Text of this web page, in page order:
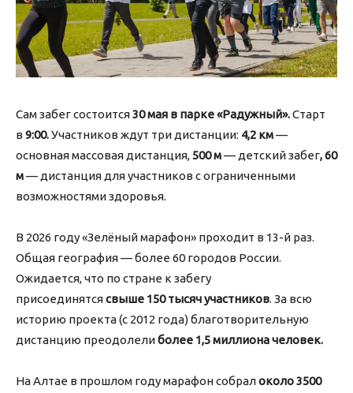
Сам забег состоится30 мая в парке «Радужный».Старт
в 9:00.Участников ждут три дистанции: 4,2 км—
основная массовая дистанция,500 м— детский забег, 60
м— дистанция для участников с ограниченными
возможностями здоровья.
В 2026 году «Зелёный марафон» проходит в 13-й раз.
Общая география — более 60 городов России.
Ожидается, что по стране к забегу
присоединятсясвыше 150 тысяч участников. За всю
историю проекта (с 2012 года) благотворительную
дистанцию преодолелиболее 1,5 миллиона человек.
На Алтае в прошлом году марафон собралоколо 3500